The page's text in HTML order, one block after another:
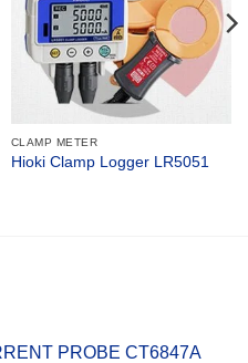
CLAMP METER
Hioki Clamp Logger LR5051
PROBE CT6847A